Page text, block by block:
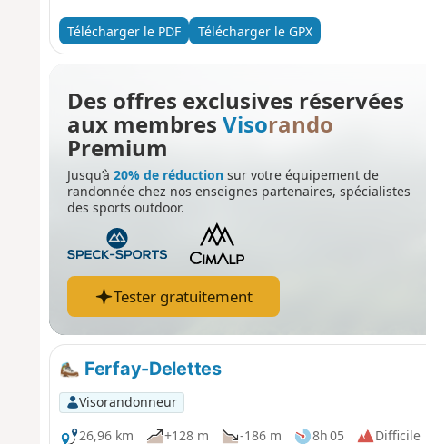
les victimes de la Première Guerre Mondiale. Après avoir
arrivez à Rebreuve-Ranchicourt, où vous pourrez admirer
Télécharger le PDF Télécharger le GPX
Des offres exclusives réservées
aux membres Visorando
Premium
Jusqu’à 20% de réductionsur votre équipement de
randonnée chez nos enseignes partenaires, spécialistes
des sports outdoor.
Tester gratuitement
Ferfay-Delettes
Visorandonneur
26,96 km
+128 m -186 m 8h 05
Difficile